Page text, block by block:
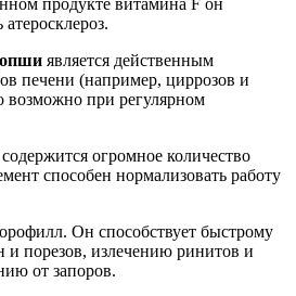
продукте витамина F он
является действенным
печени (например, циррозов и
возможно при регулярном
огромное количество
способен нормализовать работу
Он способствует быстрому
порезов, излечению ринитов и
от запоров.